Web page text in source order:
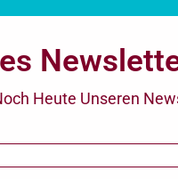
Heute Unseren